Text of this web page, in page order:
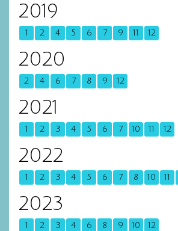
2019
1 2 4 5 6 7 9 11 12
2020
2 4 6 7 8 9 12
2021
1 2 3 4 5 6 7 10 11 12
2022
1 2 3 4 5 6 7 8 10 11
2023
1 2 3 4 6 8 9 10 12